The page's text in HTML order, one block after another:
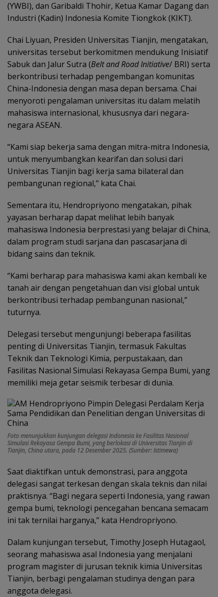
(YWBI), dan Garibaldi Thohir, Ketua Kamar Dagang dan
Industri (Kadin) Indonesia Komite Tiongkok (KIKT).
Chai Liyuan, Presiden Universitas Tianjin, mengatakan,
universitas tersebut berkomitmen mendukung Inisiatif
Sabuk dan Jalur Sutra (Belt and Road Initiative/ BRI) serta
berkontribusi terhadap pengembangan komunitas
China-Indonesia dengan masa depan bersama. Chai
menyoroti pengalaman universitas itu dalam melatih
mahasiswa internasional, khususnya dari negara-
negara ASEAN.
“Kami siap bekerja sama dengan mitra-mitra Indonesia,
untuk menyumbangkan kearifan dan solusi dari
Universitas Tianjin bagi kerja sama bilateral dan
pembangunan regional,” kata Chai.
Sementara itu, Hendropriyono mengatakan, pihak
yayasan berharap dapat melihat lebih banyak
mahasiswa Indonesia berprestasi yang belajar di China,
dalam program studi sarjana dan pascasarjana di
bidang sains dan teknik.
“Kami berharap para mahasiswa kami akan kembali ke
tanah air dengan pengetahuan dan visi global untuk
berkontribusi terhadap pembangunan nasional,”
tuturnya.
Delegasi tersebut mengunjungi beberapa fasilitas
penting di Universitas Tianjin, termasuk Fakultas
Teknik dan Teknologi Kimia, perpustakaan, dan
Fasilitas Nasional Simulasi Rekayasa Gempa Bumi, yang
memiliki meja getar seismik terbesar di dunia.
Foto menunjukkan kunjungan delegasi Indonesia ke Fasilitas Nasional
Simulasi Rekayasa Gempa Bumi, yang berlokasi di Universitas Tianjin di
Tianjin, China utara, pada 12 Desember 2025. (Sumber: Istimewa)
Saat diaktifkan untuk demonstrasi, para anggota
delegasi sangat terkesan dengan skala teknis dan nilai
praktisnya. “Bagi negara seperti Indonesia, yang rawan
gempa bumi, teknologi pencegahan bencana semacam
ini tak ternilai harganya,” kata Hendropriyono.
Dalam kunjungan tersebut, Timothy Joseph Hutagaol,
seorang mahasiswa asal Indonesia yang menjalani
program magister di jurusan teknik kimia Universitas
Tianjin, berbagi pengalaman studinya dengan para
anggota delegasi.